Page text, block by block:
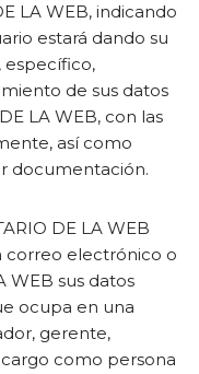
LA WEB, indicando
estará dando su
específico,
de sus datos
LA WEB, con las
así como
documentación.
DE LA WEB
correo electrónico o
WEB sus datos
ocupa en una
gerente,
como persona